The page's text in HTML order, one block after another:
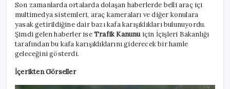
Tutucuları
Hakkında
Yeni
Düzenleme
Geldiği
için
Son zamanlarda ortalarda dolaşan haberlerde belli araç içi
multimedya sistemleri, araç kameraları ve diğer konulara
yasak getirildiğine dair bazı kafa karışıklıkları bulunuyordu.
Şimdi gelen haberler iseTrafik Kanunuiçin İçişleri Bakanlığı
tarafından bu kafa karışıklıklarını giderecek bir hamle
geleceğini gösterdi.
İçerikten Görseller